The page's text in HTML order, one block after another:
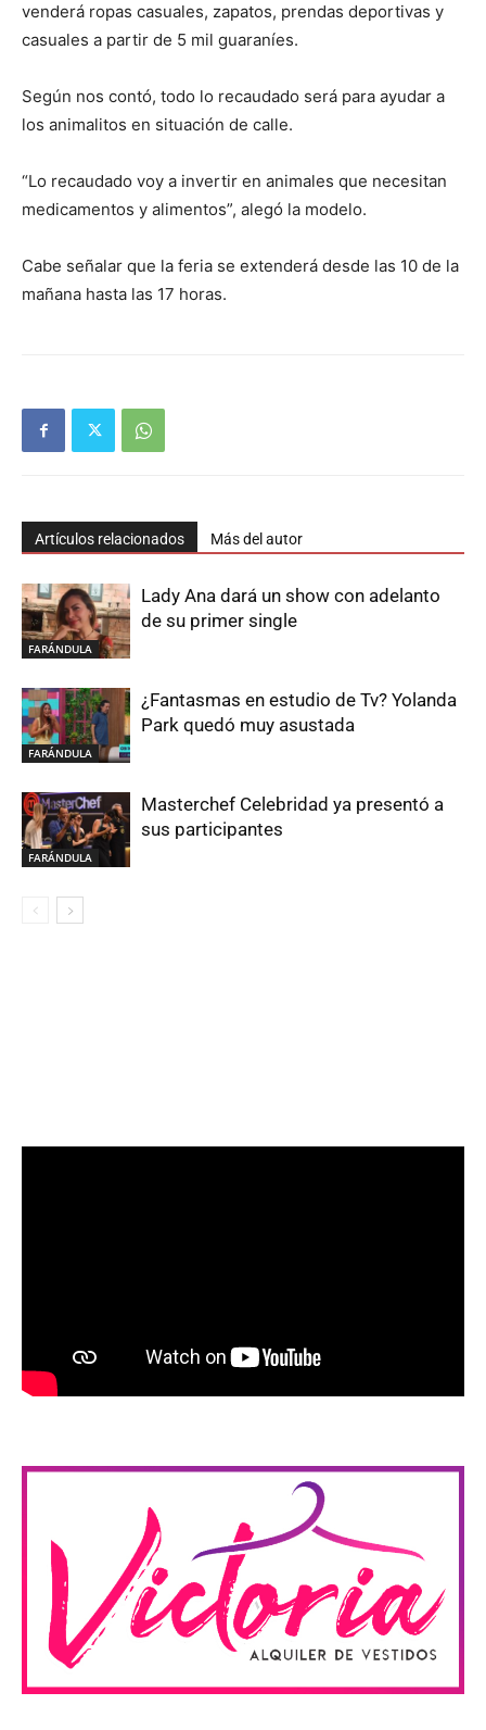
venderá ropas casuales, zapatos, prendas deportivas y
casuales a partir de 5 mil guaraníes.
Según nos contó, todo lo recaudado será para ayudar a
los animalitos en situación de calle.
“Lo recaudado voy a invertir en animales que necesitan
medicamentos y alimentos”, alegó la modelo.
Cabe señalar que la feria se extenderá desde las 10 de la
mañana hasta las 17 horas.
Artículos relacionados Más del autor
FARÁNDULA
Lady Ana dará un show con adelanto
de su primer single
FARÁNDULA
¿Fantasmas en estudio de Tv? Yolanda
Park quedó muy asustada
FARÁNDULA
Masterchef Celebridad ya presentó a
sus participantes